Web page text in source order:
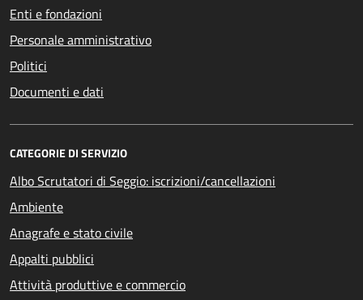
Enti e fondazioni
Personale amministrativo
Politici
Documenti e dati
CATEGORIE DI SERVIZIO
Albo Scrutatori di Seggio: iscrizioni/cancellazioni
Ambiente
Anagrafe e stato civile
Appalti pubblici
Attività produttive e commercio